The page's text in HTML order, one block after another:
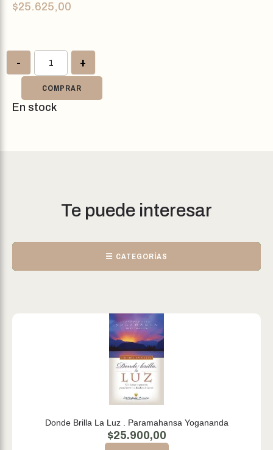
$25.625,00
- +
COMPRAR
En stock
Te puede interesar
☰ CATEGORÍAS
Donde Brilla La Luz . Paramahansa Yogananda
$25.900,00